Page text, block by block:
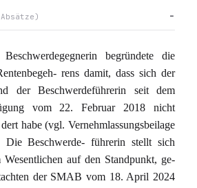
begründete die
rens damit, dass sich der
der Beschwerdeführerin seit dem
vom 22. Februar 2018 nicht
habe (vgl. Vernehmlassungsbeilage
Beschwerde- führerin stellt sich
Wesentlichen auf den Standpunkt, ge-
der SMAB vom 18. April 2024